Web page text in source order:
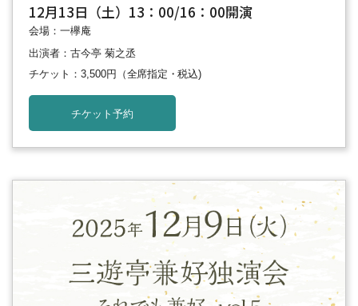
12月13日（土）13：00/16：00開演
会場：一欅庵
出演者：古今亭 菊之丞
チケット：3,500円
（全席指定・税込)
チケット予約